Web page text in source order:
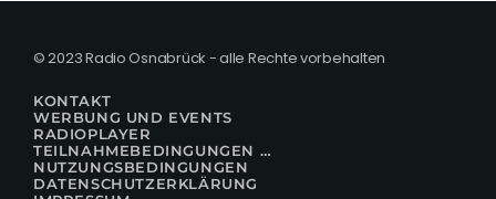
© 2023 Radio Osnabrück - alle Rechte vorbehalten
KONTAKT
WERBUNG UND EVENTS
RADIOPLAYER
TEILNAHMEBEDINGUNGEN FÜR GEWINNSPIELE
NUTZUNGSBEDINGUNGEN
DATENSCHUTZERKLÄRUNG